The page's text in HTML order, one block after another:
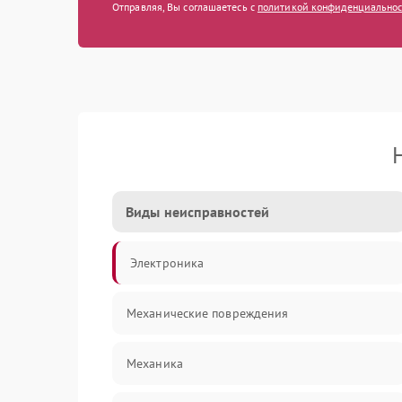
Отправляя, Вы соглашаетесь с политикой
Виды неисправностей
Электроника
Механические повреждения
Механика